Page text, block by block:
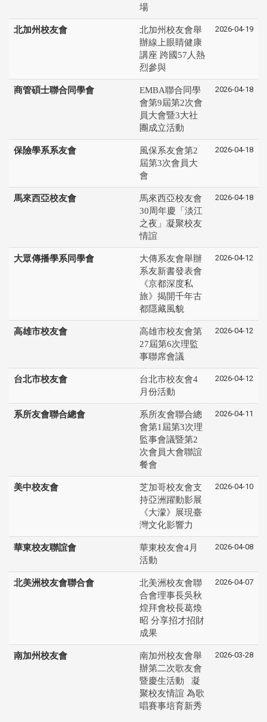
場
北加州校友會
北加州校友會舉
辦線上眼睛健康
講座 跨國57人熱
烈參與
2026-04-19
商管碩士聯合同學會
EMBA聯合同學
會第9屆第2次會
員大會暨3大社
團成立活動
2026-04-18
保險學系系友會
風保系友會第2
屆第3次會員大
會
2026-04-18
馬來西亞校友會
馬來西亞校友會
30周年慶「淡江
之夜」凝聚校友
情誼
2026-04-18
大眾傳播學系同學會
大傳系友會舉辦
系友新書發表會
《京都深度私
旅》揭開千年古
都隱藏風貌
2026-04-12
高雄市校友會
高雄市校友會第
27屆第6次理監
事聯席會議
2026-04-12
台北市校友會
台北市校友會4
月份活動
2026-04-12
系所友會聯合總會
系所友會聯合總
會第1屆第3次理
監事會議暨第2
次會員大會聯誼
餐會
2026-04-11
美中校友會
芝加哥校友會支
持亞洲躍動影展
《大濛》展現臺
灣文化影響力
2026-04-10
華東校友聯誼會
華東校友會4月
活動
2026-04-08
北美洲校友會聯合會
北美洲校友會聯
合會理事長吳秋
煌拜會校長葛煥
昭 分享招才招財
成果
2026-04-07
南加州校友會
南加州校友會舉
辦第二次歌友會
暨慶生活動 凝
聚校友情誼 為歌
唱賽事培育新秀
2026-03-28